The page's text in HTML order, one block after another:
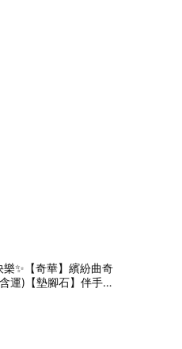
✨【奇華】繽紛曲奇
運)【墊腳石】伴手禮